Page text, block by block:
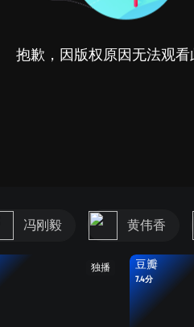
抱歉，因版权原因无法观看
冯刚毅 黄伟香
独播 豆瓣
7.4分